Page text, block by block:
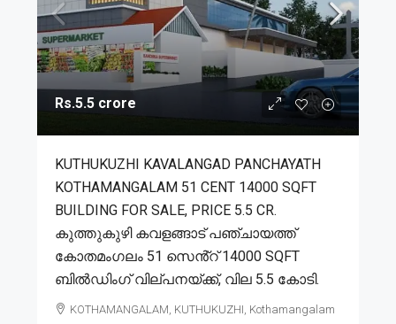
Rs.5.5 crore
KUTHUKUZHI KAVALANGAD PANCHAYATH
KOTHAMANGALAM 51 CENT 14000 SQFT
BUILDING FOR SALE, PRICE 5.5 CR.
കുത്തുകുഴി കവളങ്ങാട് പഞ്ചായത്ത്
കോതമംഗലം 51 സെൻ്റ് 14000 SQFT
ബിൽഡിംഗ്‌ വില്പനയ്ക്ക്, വില 5.5 കോടി.
KOTHAMANGALAM, KUTHUKUZHI, Kothamangalam